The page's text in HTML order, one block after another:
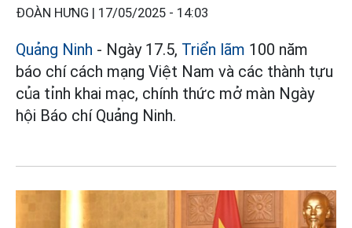
ĐOÀN HƯNG | 17/05/2025 - 14:03
Quảng Ninh - Ngày 17.5, Triển lãm 100 năm
báo chí cách mạng Việt Nam và các thành tựu
của tỉnh khai mạc, chính thức mở màn Ngày
hội Báo chí Quảng Ninh.